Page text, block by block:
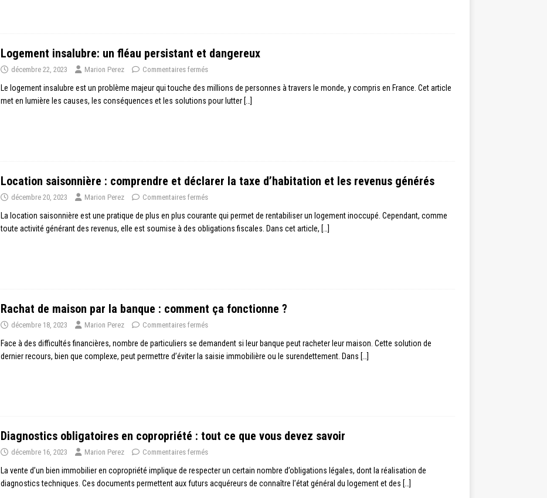
Logement insalubre: un fléau persistant et dangereux
décembre 22, 2023 Marion Perez Commentaires fermés
Le logement insalubre est un problème majeur qui touche des millions de personnes à travers le monde, y compris en France. Cet article
met en lumière les causes, les conséquences et les solutions pour lutter […]
Location saisonnière : comprendre et déclarer la taxe d’habitation et les revenus générés
décembre 20, 2023 Marion Perez Commentaires fermés
La location saisonnière est une pratique de plus en plus courante qui permet de rentabiliser un logement inoccupé. Cependant, comme
toute activité générant des revenus, elle est soumise à des obligations fiscales. Dans cet article, […]
Rachat de maison par la banque : comment ça fonctionne ?
décembre 18, 2023 Marion Perez Commentaires fermés
Face à des difficultés financières, nombre de particuliers se demandent si leur banque peut racheter leur maison. Cette solution de
dernier recours, bien que complexe, peut permettre d’éviter la saisie immobilière ou le surendettement. Dans […]
Diagnostics obligatoires en copropriété : tout ce que vous devez savoir
décembre 16, 2023 Marion Perez Commentaires fermés
La vente d’un bien immobilier en copropriété implique de respecter un certain nombre d’obligations légales, dont la réalisation de
diagnostics techniques. Ces documents permettent aux futurs acquéreurs de connaître l’état général du logement et des […]